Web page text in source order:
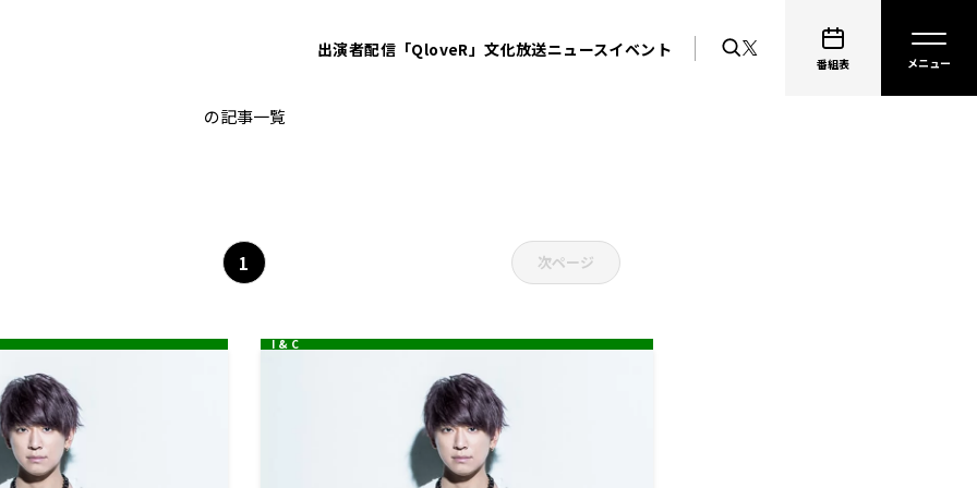
出演者配信「QloveR」文化放送ニュースイベント
番組表
KちゃんNEWS
の記事一覧
1 次ページ